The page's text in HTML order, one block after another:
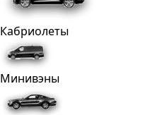
Кабриолеты
Минивэны